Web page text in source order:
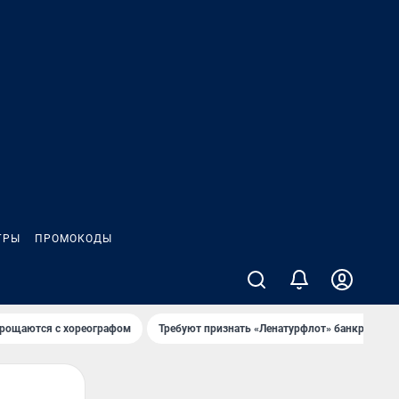
ПРОМОКОДЫ
с хореографом Требуют признать «Ленатурфлот» банкротом